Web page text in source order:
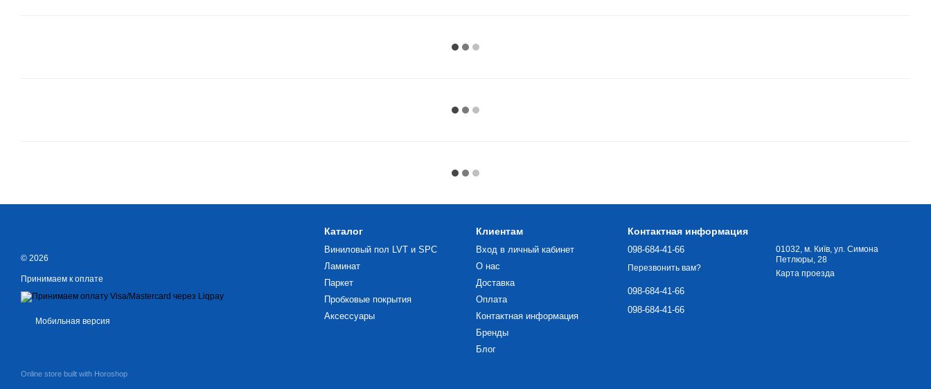
© 2026
Принимаем к оплате
Мобильная версия
Online store built with Horoshop
Каталог
Виниловый пол LVT и SPC
Ламинат
Паркет
Пробковые покрытия
Аксессуары
Клиентам
Вход в личный кабинет
О нас
Доставка
Оплата
Контактная информация
Бренды
Блог
Контактная информация
098-684-41-66
Перезвонить вам?
098-684-41-66
098-684-41-66
01032, м. Київ, ул. Симона
Петлюры, 28
Карта проезда